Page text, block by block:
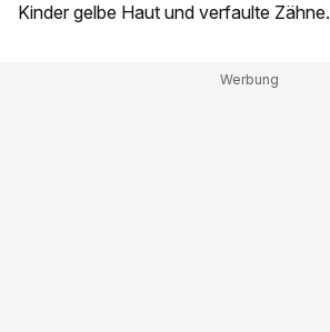
Kinder gelbe Haut und verfaulte Zähne.